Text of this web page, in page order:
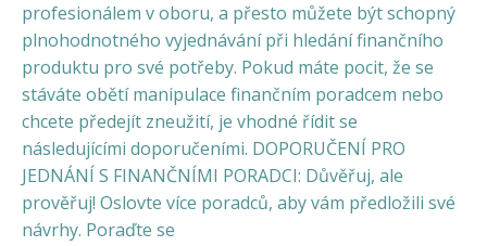
profesionálem v oboru, a přesto můžete být schopný
plnohodnotného vyjednávání při hledání finančního
produktu pro své potřeby. Pokud máte pocit, že se
stáváte obětí manipulace finančním poradcem nebo
chcete předejít zneužití, je vhodné řídit se
následujícími doporučeními. DOPORUČENÍ PRO
JEDNÁNÍ S FINANČNÍMI PORADCI: Důvěřuj, ale
prověřuj! Oslovte více poradců, aby vám předložili své
návrhy. Poraďte se